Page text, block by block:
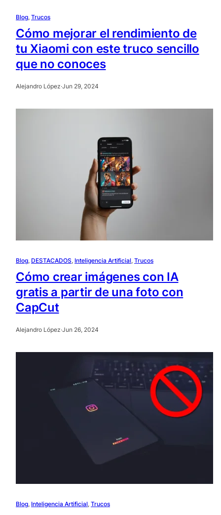
Blog, Trucos
Cómo mejorar el rendimiento de
tu Xiaomi con este truco sencillo
que no conoces
Alejandro López·Jun 29, 2024
Blog, DESTACADOS, Inteligencia Artificial, Trucos
Cómo crear imágenes con IA
gratis a partir de una foto con
CapCut
Alejandro López·Jun 26, 2024
Blog, Inteligencia Artificial, Trucos